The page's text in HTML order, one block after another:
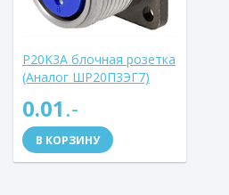
P20K3A блочная розетка
(Аналог ШР20П3ЭГ7)
0.01.-
В КОРЗИНУ